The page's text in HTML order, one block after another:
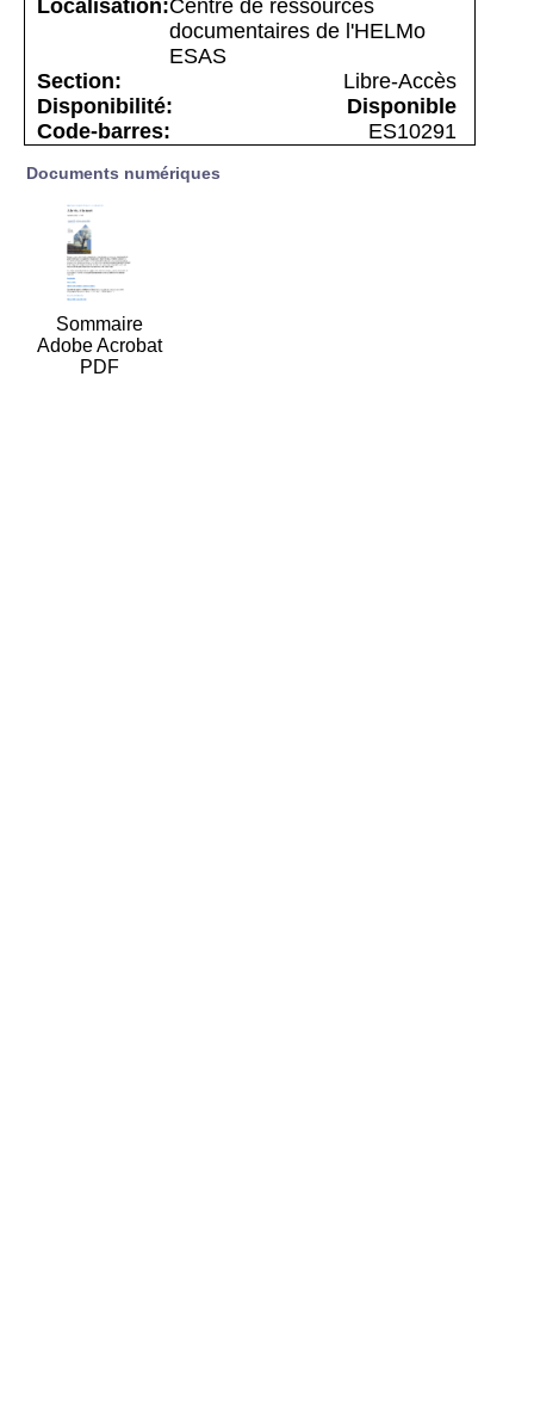
Centre de ressources
documentaires de l'HELMo
ESAS
Libre-Accès
Disponible
ES10291
Documents numériques
Sommaire
Adobe Acrobat
PDF